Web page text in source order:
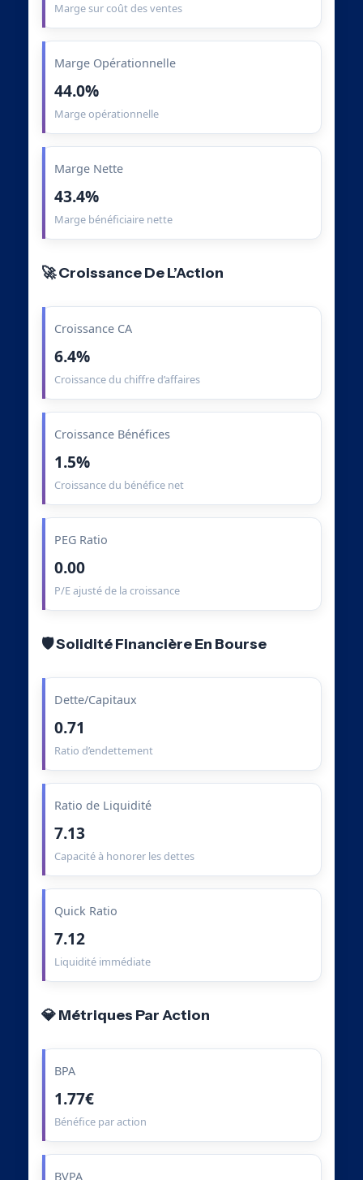
Marge sur coût des ventes
Marge Opérationnelle
44.0%
Marge opérationnelle
Marge Nette
43.4%
Marge bénéficiaire nette
🚀 Croissance De L’Action
Croissance CA
6.4%
Croissance du chiffre d’affaires
Croissance Bénéfices
1.5%
Croissance du bénéfice net
PEG Ratio
0.00
P/E ajusté de la croissance
🛡️ Solidité Financière En Bourse
Dette/Capitaux
0.71
Ratio d’endettement
Ratio de Liquidité
7.13
Capacité à honorer les dettes
Quick Ratio
7.12
Liquidité immédiate
💎 Métriques Par Action
BPA
1.77€
Bénéfice par action
BVPA